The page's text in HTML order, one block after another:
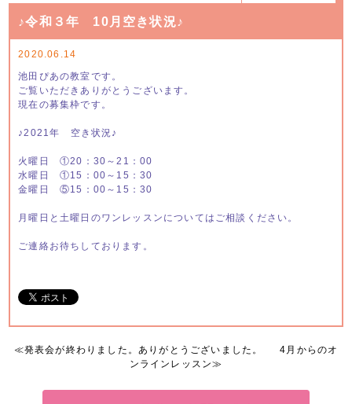
♪令和３年 10月空き状況♪
2020.06.14
池田ぴあの教室です。
ご覧いただきありがとうございます。
現在の募集枠です。
♪2021年 空き状況♪
火曜日 ①20：30～21：00
水曜日 ①15：00～15：30
金曜日 ⑤15：00～15：30
月曜日と土曜日のワンレッスンについてはご相談ください。
ご連絡お待ちしております。
≪発表会が終わりました。ありがとうございました。
4月からのオ
ンラインレッスン≫